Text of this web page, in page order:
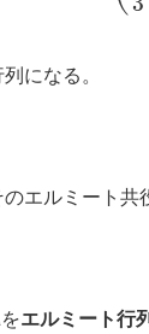
になる。
エルミート共
をエルミート行